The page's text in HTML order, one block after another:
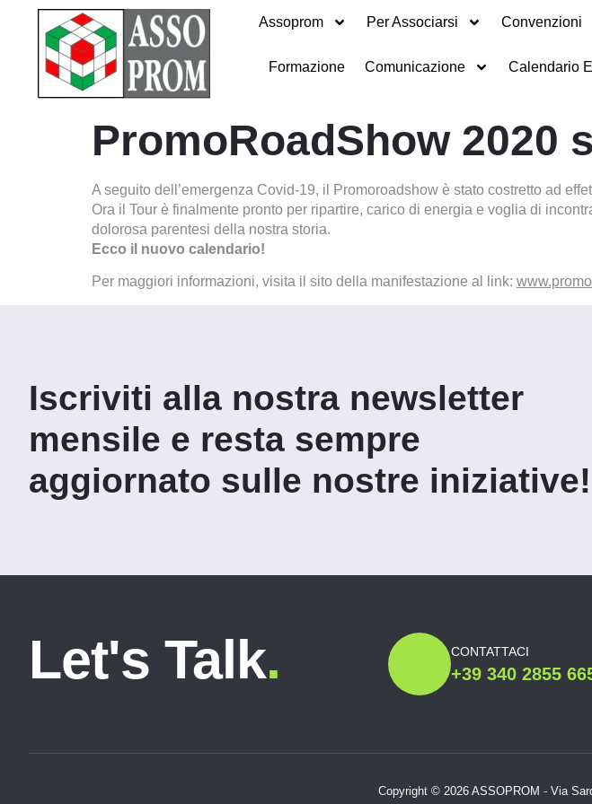
Assoprom Per Associarsi Convenzioni
Formazione Comunicazione Calendario
PromoRoadShow 2020
A seguito dell’emergenza Covid-19, il Promoroadshow è stato costretto ad
Ora il Tour è finalmente pronto per ripartire, carico di energia e voglia di
dolorosa parentesi della nostra storia.
Ecco il nuovo calendario!
Per maggiori informazioni, visita il sito della manifestazione al link:
Iscriviti alla nostra newsletter
mensile e resta sempre
aggiornato sulle nostre iniziative!
Let's Talk. CONTATTACI
+39 340 2855
Copyright © 2026 ASSOPROM - Via